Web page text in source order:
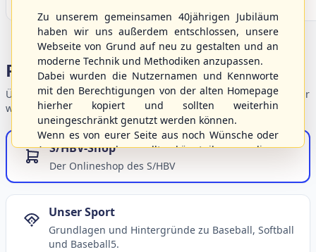
Portalbereiche
Übersicht der Verbandsbereiche – wählen Sie einen Einstieg für
weiterführende Informationen.
S/HBV-Shop
Der Onlineshop des S/HBV
Unser Sport
Grundlagen und Hintergründe zu Baseball, Softball
und Baseball5.
Zu unserem gemeinsamen 40jährigen Jubiläum
haben wir uns außerdem entschlossen, unsere
Webseite von Grund auf neu zu gestalten und an
moderne Technik und Methodiken anzupassen.
Dabei wurden die Nutzernamen und Kennworte
mit den Berechtigungen von der alten Homepage
hierher kopiert und sollten weiterhin
uneingeschränkt genutzt werden können.
Wenn es von eurer Seite aus noch Wünsche oder
Anregungen geben sollte, könnt ihr uns diese
gerne an die Verbandsadresse
schicken.